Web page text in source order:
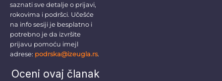
saznati sve detalje o prijavi,
rokovima i podršci. Učešće
na info sesiji je besplatno i
potrebno je da izvršite
prijavu pomoću imejl
adrese: podrska@izeugla.rs.
Oceni ovaj članak